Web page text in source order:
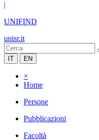
|
UNIFIND
unisr.it
IT EN
×
Home
Persone
Pubblicazioni
Facoltà